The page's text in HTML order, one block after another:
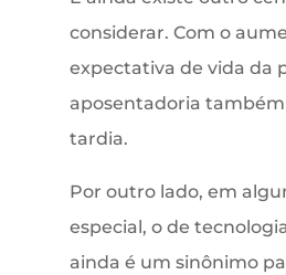
considerar. Com o
expectativa de vida da
aposentadoria
tardia.
Por outro lado, em
especial, o de
ainda é um sinônimo